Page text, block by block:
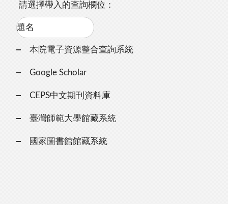
請選擇帶入的查詢欄位：
本院電子資源整合查詢系統
Google Scholar
CEPS中文期刊資料庫
臺灣師範大學館藏系統
國家圖書館館藏系統